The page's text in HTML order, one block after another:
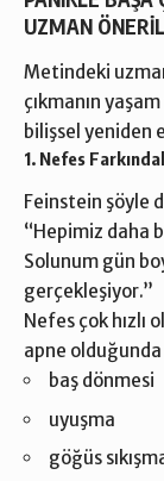
UZMAN
Metindeki
çıkmanın
bilişsel yeniden
1. Nefes
Feinstein şöyle
“Hepimiz daha
Solunum gün
gerçekleşiyor.”
Nefes çok hızlı
apne olduğunda
baş dönmesi
uyuşma
göğüs